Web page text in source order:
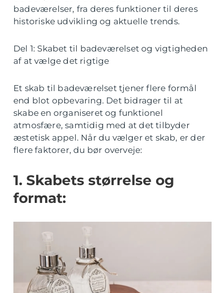
badeværelser, fra deres funktioner til deres
historiske udvikling og aktuelle trends.
Del 1: Skabet til badeværelset og vigtigheden
af at vælge det rigtige
Et skab til badeværelset tjener flere formål
end blot opbevaring. Det bidrager til at
skabe en organiseret og funktionel
atmosfære, samtidig med at det tilbyder
æstetisk appel. Når du vælger et skab, er der
flere faktorer, du bør overveje:
1. Skabets størrelse og
format: